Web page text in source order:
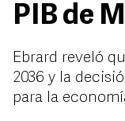
PIB de
Ebrard reveló
2036 y la
para la